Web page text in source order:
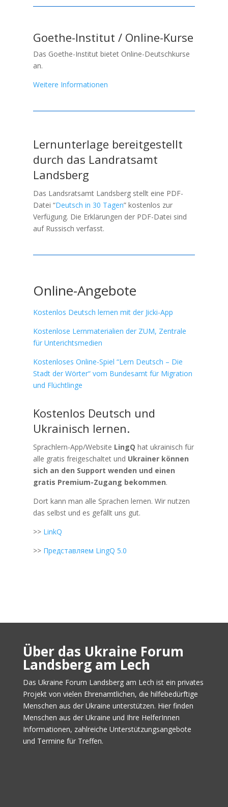
Goethe-Institut / Online-Kurse
Das Goethe-Institut bietet Online-Deutschkurse
an.
Weitere Informationen
Lernunterlage bereitgestellt
durch das Landratsamt
Landsberg
Das Landsratsamt Landsberg stellt eine PDF-
Datei “Deutsch in 30 Tagen” kostenlos zur
Verfügung. Die Erklärungen der PDF-Datei sind
auf Russisch verfasst.
Online-Angebote
Kostenlos Deutsch lernen mit der Jicki-App
Kostenlose Lernmaterialien der ZUM, Zentrale
für Unterichtsmedien
Kostenloses Online-Spiel “Lern Deutsch – Die
Stadt der Wörter“ vom Bundesamt für Migration
und Flüchtlinge
Kostenlos Deutsch und
Ukrainisch lernen.
Sprachlern-App/Website LingQ hat ukrainisch für
alle gratis freigeschaltet und Ukrainer können
sich an den Support wenden und einen
gratis Premium-Zugang bekommen.
Dort kann man alle Sprachen lernen. Wir nutzen
das selbst und es gefällt uns gut.
>> LinkQ
>> Представляем LingQ 5.0
Über das Ukraine Forum
Landsberg am Lech
Das Ukraine Forum Landsberg am Lech ist ein privates
Projekt von vielen Ehrenamtlichen, die hilfebedürftige
Menschen aus der Ukraine unterstützen. Hier finden
Menschen aus der Ukraine und Ihre HelferInnen
Informationen, zahlreiche Unterstützungsangebote
und Termine für Treffen.